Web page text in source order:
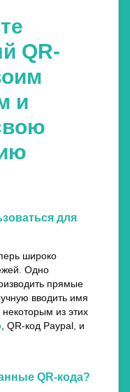
QR-
и
для
широко
Одно
прямые
вводить имя
из этих
, QR-код Paypal, и
QR-кода?